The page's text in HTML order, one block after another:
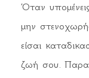
Όταν
μην
είσαι
ζωή σου.